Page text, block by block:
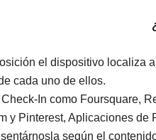
el dispositivo localiza
cada uno de ellos.
In como Foursquare,
y Pinterest, Aplicaciones
según el